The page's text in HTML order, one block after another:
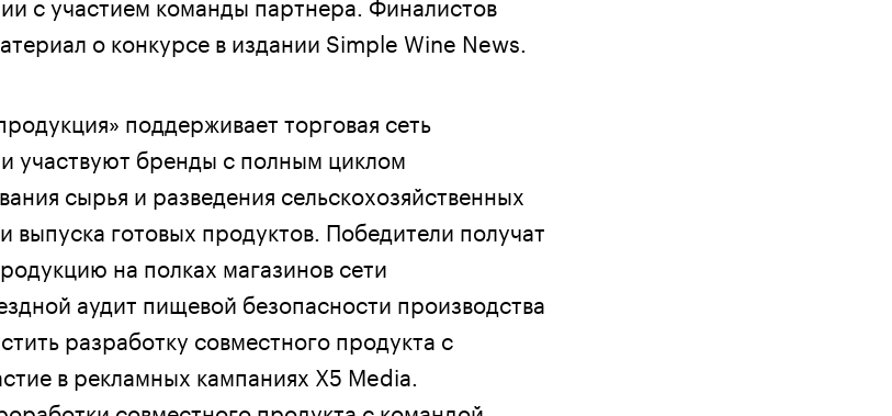
о конкурсе в издании Simple Wine News.
поддерживает торговая сеть
участвуют бренды с полным циклом
сырья и разведения сельскохозяйственных
выпуска готовых продуктов. Победители получат
на полках магазинов сети
аудит пищевой безопасности производства
разработку совместного продукта с
в рекламных кампаниях Х5 Media.